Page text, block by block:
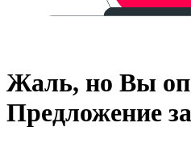
Жаль, но Вы
Предложение